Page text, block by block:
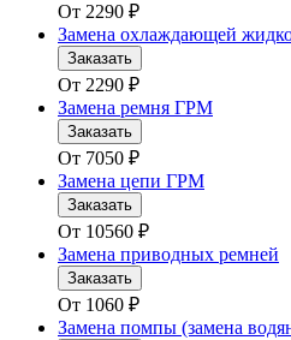
От 2290 ₽
Замена охлаждающей
Заказать
От 2290 ₽
Замена ремня ГРМ
Заказать
От 7050 ₽
Замена цепи ГРМ
Заказать
От 10560 ₽
Замена приводных ремней
Заказать
От 1060 ₽
Замена помпы (замена